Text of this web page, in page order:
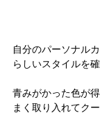
自分のパーソナル
らしいスタイルを
青みがかった色が
まく取り入れてク